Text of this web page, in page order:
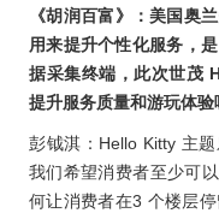
《胡润百富》：美国奥
用来提升个性化服务，
据采集终端，此次世茂
提升服务质量和游玩体验
彭钺淇：Hello Kitty 主
我们希望消费者至少可
何让消费者在3 个楼层